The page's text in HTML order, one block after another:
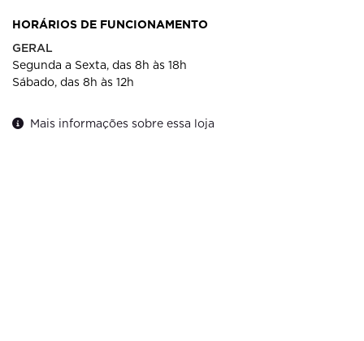
HORÁRIOS DE FUNCIONAMENTO
GERAL
Segunda a Sexta, das 8h às 18h
Sábado, das 8h às 12h
Mais informações sobre essa loja